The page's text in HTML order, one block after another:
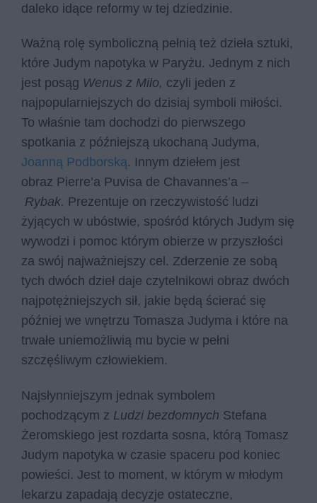
daleko idące reformy w tej dziedzinie.
Ważną rolę symboliczną pełnią też dzieła sztuki,
które Judym napotyka w Paryżu. Jednym z nich
jest posąg Wenus z Milo, czyli jeden z
najpopularniejszych do dzisiaj symboli miłości.
To właśnie tam dochodzi do pierwszego
spotkania z późniejszą ukochaną Judyma,
Joanną Podborską. Innym dziełem jest
obraz Pierre’a Puvisa de Chavannes’a –
Rybak. Prezentuje on rzeczywistość ludzi
żyjących w ubóstwie, spośród których Judym się
wywodzi i pomoc którym obierze w przyszłości
za swój najważniejszy cel. Zderzenie ze sobą
tych dwóch dzieł daje czytelnikowi obraz dwóch
najpotężniejszych sił, jakie będą ścierać się
później we wnętrzu Tomasza Judyma i które na
trwałe uniemożliwią mu bycie w pełni
szczęśliwym człowiekiem.
Najsłynniejszym jednak symbolem
pochodzącym z Ludzi bezdomnych Stefana
Żeromskiego jest rozdarta sosna, którą Tomasz
Judym napotyka w czasie spaceru pod koniec
powieści. Jest to moment, w którym w młodym
lekarzu zapadają decyzje ostateczne,